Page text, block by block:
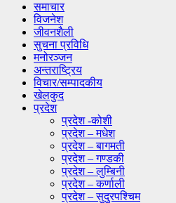
समाचार
विजनेश
जीवनशैली
सुचना प्रविधि
मनोरञ्जन
अन्तराष्ट्रिय
विचार/सम्पादकीय
खेलकुद
प्रदेश
प्रदेश -कोशी
प्रदेश – मधेश
प्रदेश – बागमती
प्रदेश – गण्डकी
प्रदेश – लुम्बिनी
प्रदेश – कर्णाली
प्रदेश – सुदुरपश्चिम